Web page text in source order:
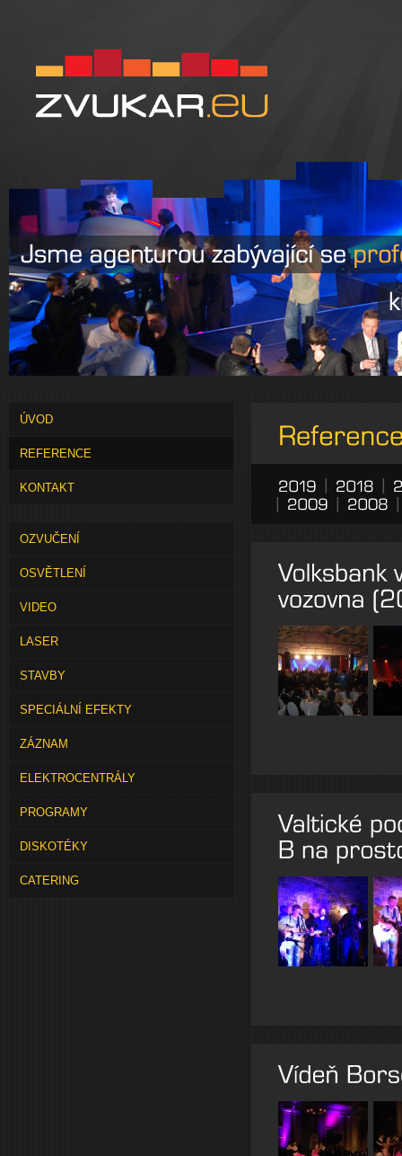
Zvukar.eu
ÚVOD
REFERENCE
KONTAKT
OZVUČENÍ
OSVĚTLENÍ
VIDEO
LASER
STAVBY
SPECIÁLNÍ EFEKTY
ZÁZNAM
ELEKTROCENTRÁLY
PROGRAMY
DISKOTÉKY
CATERING
|
|